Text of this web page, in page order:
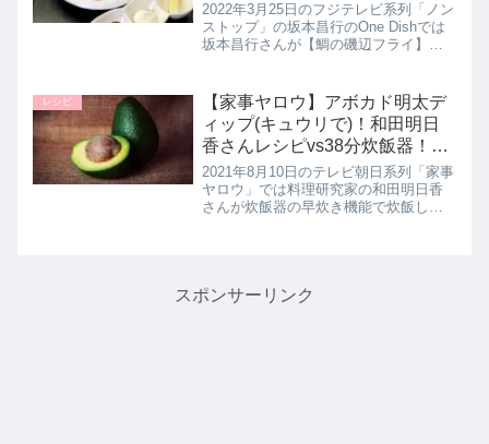
2022年3月25日のフジテレビ系列「ノン
ストップ」の坂本昌行のOne Dishでは
坂本昌行さんが【鯛の磯辺フライ】の
り入りの衣で磯の香りがアップしたフ
ライには坂本さん特...
レシピ
【家事ヤロウ】アボカド明太デ
ィップ(キュウリで)！和田明日
香さんレシピvs38分炊飯器！夏
の晩ごはん｜8月10日
2021年8月10日のテレビ朝日系列「家事
ヤロウ」では料理研究家の和田明日香
さんが炊飯器の早炊き機能で炊飯して
スポンサーリンク